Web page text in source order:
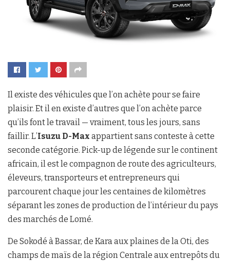
Il existe des véhicules que l’on achète pour se faire
plaisir. Et il en existe d’autres que l’on achète parce
qu’ils font le travail — vraiment, tous les jours, sans
faillir. L’Isuzu D-Max appartient sans conteste à cette
seconde catégorie. Pick-up de légende sur le continent
africain, il est le compagnon de route des agriculteurs,
éleveurs, transporteurs et entrepreneurs qui
parcourent chaque jour les centaines de kilomètres
séparant les zones de production de l’intérieur du pays
des marchés de Lomé.
De Sokodé à Bassar, de Kara aux plaines de la Oti, des
champs de maïs de la région Centrale aux entrepôts du